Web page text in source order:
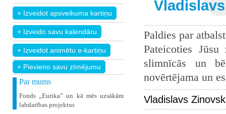
+ Pievieno savu zīmējumu
Par mums
Fonds „Eurika” un kā mēs uzsākām
labdarības projektus
Paldies par
Pateicoties
slimnīcās un
novērtējama un
Vladislavs